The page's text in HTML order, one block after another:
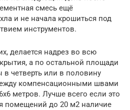
смесь ещё
и не начала крошиться под
инструментов.
делается надрез во всю
а по остальной площади
четверть или в половину
компенсационными швами
метров. Лучше всего если это
помещений до 20 м2 наличие